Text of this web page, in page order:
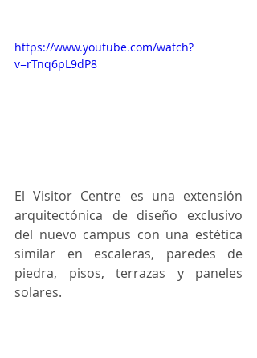
https://www.youtube.com/watch?
v=rTnq6pL9dP8
El Visitor Centre es una extensión
arquitectónica de diseño exclusivo
del nuevo campus con una estética
similar en escaleras, paredes de
piedra, pisos, terrazas y paneles
solares.